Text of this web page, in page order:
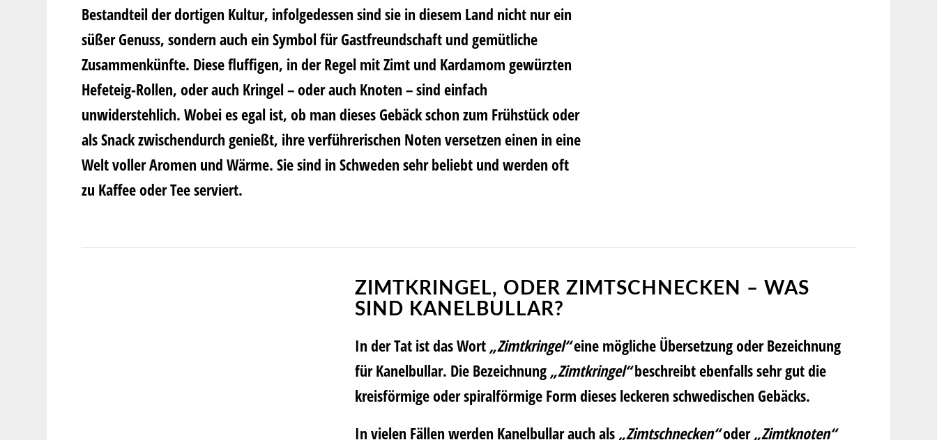
Bestandteil der dortigen Kultur, infolgedessen sind sie in diesem Land nicht nur ein
süßer Genuss, sondern auch ein Symbol für Gastfreundschaft und gemütliche
Zusammenkünfte. Diese fluffigen, in der Regel mit Zimt und Kardamom gewürzten
Hefeteig-Rollen, oder auch Kringel – oder auch Knoten – sind einfach
unwiderstehlich. Wobei es egal ist, ob man dieses Gebäck schon zum Frühstück oder
als Snack zwischendurch genießt, ihre verführerischen Noten versetzen einen in eine
Welt voller Aromen und Wärme. Sie sind in Schweden sehr beliebt und werden oft
zu Kaffee oder Tee serviert.
ZIMTKRINGEL, ODER ZIMTSCHNECKEN – WAS
SIND KANELBULLAR?
In der Tat ist das Wort „Zimtkringel“eine mögliche Übersetzung oder Bezeichnung
für Kanelbullar. Die Bezeichnung „Zimtkringel“beschreibt ebenfalls sehr gut die
kreisförmige oder spiralförmige Form dieses leckeren schwedischen Gebäcks.
In vielen Fällen werden Kanelbullar auch als „Zimtschnecken“oder„Zimtknoten“